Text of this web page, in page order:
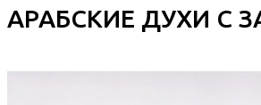
АРАБСКИЕ ДУХИ С